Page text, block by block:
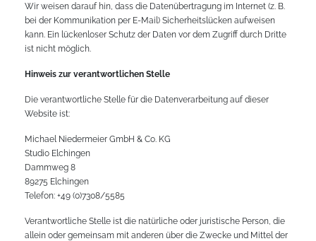
Wir weisen darauf hin, dass die Datenübertragung im Internet (z. B.
bei der Kommunikation per E-Mail) Sicherheitslücken aufweisen
kann. Ein lückenloser Schutz der Daten vor dem Zugriff durch Dritte
ist nicht möglich.
Hinweis zur verantwortlichen Stelle
Die verantwortliche Stelle für die Datenverarbeitung auf dieser
Website ist:
Michael Niedermeier GmbH & Co. KG
Studio Elchingen
Dammweg 8
89275 Elchingen
Telefon: +49 (0)7308/5585
Verantwortliche Stelle ist die natürliche oder juristische Person, die
allein oder gemeinsam mit anderen über die Zwecke und Mittel der